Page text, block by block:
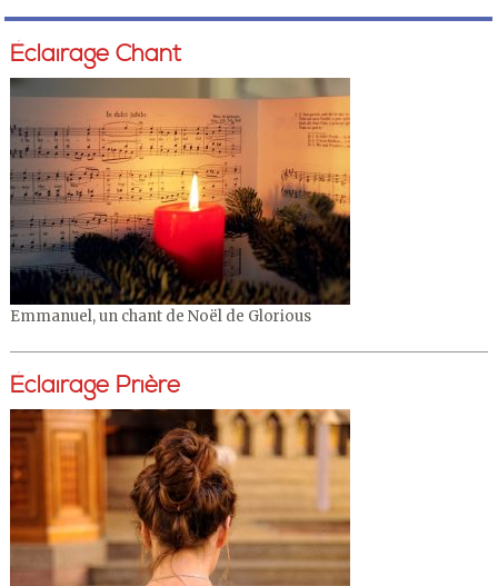
Éclairage Chant
Emmanuel, un chant de Noël de Glorious
Éclairage Prière